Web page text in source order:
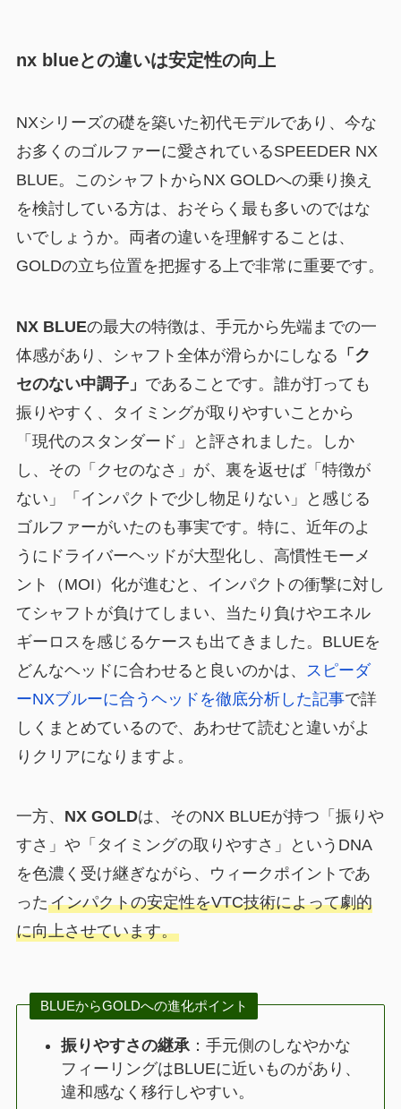
nx blueとの違いは安定性の向上
NXシリーズの礎を築いた初代モデルであり、今な
お多くのゴルファーに愛されているSPEEDER NX
BLUE。このシャフトからNX GOLDへの乗り換え
を検討している方は、おそらく最も多いのではな
いでしょうか。両者の違いを理解することは、
GOLDの立ち位置を把握する上で非常に重要です。
NX BLUEの最大の特徴は、手元から先端までの一
体感があり、シャフト全体が滑らかにしなる 「ク
セのない中調子」 であることです。誰が打っても
振りやすく、タイミングが取りやすいことから
「現代のスタンダード」と評されました。しか
し、その「クセのなさ」が、裏を返せば「特徴が
ない」「インパクトで少し物足りない」と感じる
ゴルファーがいたのも事実です。特に、近年のよ
うにドライバーヘッドが大型化し、高慣性モーメ
ント（MOI）化が進むと、インパクトの衝撃に対し
てシャフトが負けてしまい、当たり負けやエネル
ギーロスを感じるケースも出てきました。BLUEを
どんなヘッドに合わせると良いのかは、
スピーダ
ーNXブルーに合うヘッドを徹底分析した記事で詳
しくまとめているので、あわせて読むと違いがよ
りクリアになりますよ。
一方、 NX GOLDは、そのNX BLUEが持つ「振りや
すさ」や「タイミングの取りやすさ」というDNA
を色濃く受け継ぎながら、ウィークポイントであ
ったインパクトの安定性をVTC技術によって劇的
に向上させています。
BLUEからGOLDへの進化ポイント
振りやすさの継承 ：手元側のしなやかな
フィーリングはBLUEに近いものがあり、
違和感なく移行しやすい。